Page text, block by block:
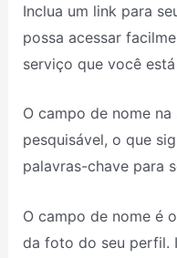
Inclua um link para
possa acessar
serviço que você
O campo de nome
pesquisável, o que
palavras-chave para
O campo de nome é
da foto do seu perfil.